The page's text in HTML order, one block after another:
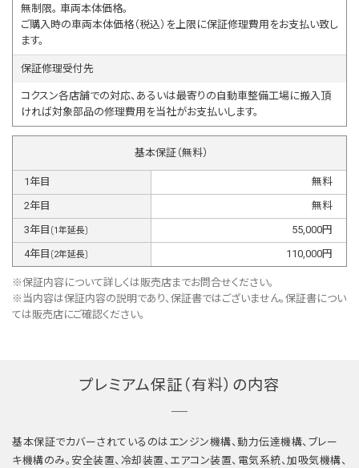
無制限。 車両本体価格。
ご購入時の車両本体価格（税込）を上限に保証修理費用をお支払い致し
ます。
保証修理受付先
コクスン各店舗での対応、あるいは最寄りの自動車整備工場に搬入頂
ければ対象部品の修理費用を当社がお支払いします。
基本保証（無料）
1年目
無料
2年目
無料
3年目 (1年延長) 55,000円
4年目 (2年延長) 110,000円
※保証内容について詳しくは販売店までお問合せください。
※当内容は保証内容の説明であり、保証書ではございません。保証書につい
ては販売店にご確認ください。
プレミアム保証（有料）の内容
基本保証でカバーされているのはエンジン機構、動力伝達機構、ブレー
キ機構のみ。安全装置、冷却装置、エアコン装置、電気系統、加吸気機構、